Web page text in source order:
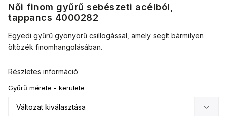
Női finom gyűrű sebészeti acélból,
tappancs 4000282
Gyűrű mérete - kerülete
Egyedi gyűrű gyönyörű csillogással, amely segít bármilyen
öltözék finomhangolásában.
Részletes információ